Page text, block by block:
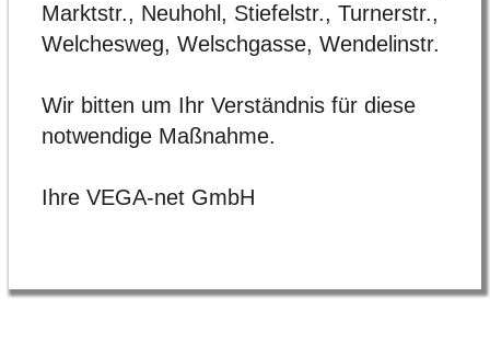
Marktstr., Neuhohl, Stiefelstr., Turnerstr.,
Welchesweg, Welschgasse, Wendelinstr.
Wir bitten um Ihr Verständnis für diese
notwendige Maßnahme.
Ihre VEGA-net GmbH